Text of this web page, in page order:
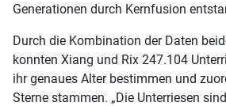
Generationen durch Kernfusion
Durch die Kombination der Daten
konnten Xiang und Rix 247.104
ihr genaues Alter bestimmen und
Sterne stammen. „Die Unterriesen